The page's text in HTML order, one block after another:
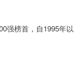
强榜首，自1995年以